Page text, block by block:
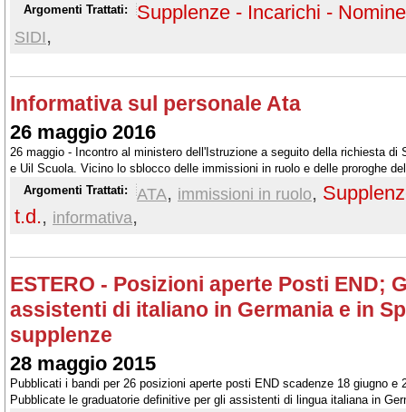
Argomenti Trattati: Supplenze - Incarichi -
SIDI,
Informativa sul personale Ata
26 maggio 2016
26 maggio - Incontro al ministero dell'Istruzione a seguito della richiesta
e Uil Scuola. Vicino lo sblocco delle immissioni in ruolo e delle proroghe
amministrativo
Argomenti Trattati: ATA, immissioni in ruolo,
t.d., informativa,
ESTERO - Posizioni aperte Posti END;
assistenti di italiano in Germania e in
supplenze
28 maggio 2015
Pubblicati i bandi per 26 posizioni aperte posti END scadenze 18 giugno e
Pubblicate le graduatorie definitive per gli assistenti di lingua italiana in